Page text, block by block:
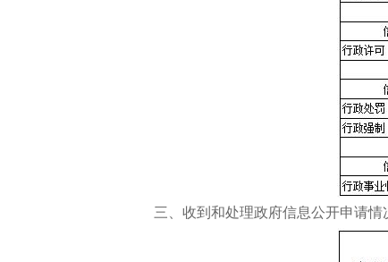
三、收到和处理政府信息公开申请情